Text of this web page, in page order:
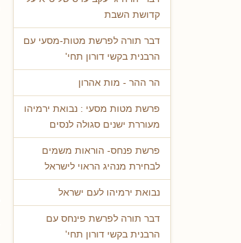
קדושת השבת
דבר תורה לפרשת מטות-מסעי עם
הרבנית בקשי דורון תחי'
הר ההר - מות אהרון
פרשת מטות מסעי : נבואת ירמיהו
מעוררת ישנים סגולה לנסים
פרשת פנחס- הוראות משמים
לבחירת מנהיג הראוי לישראל
נבואת ירמיהו לעם ישראל
דבר תורה לפרשת פינחס עם
הרבנית בקשי דורון תחי'